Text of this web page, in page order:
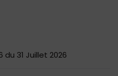
du 31 Juillet 2026